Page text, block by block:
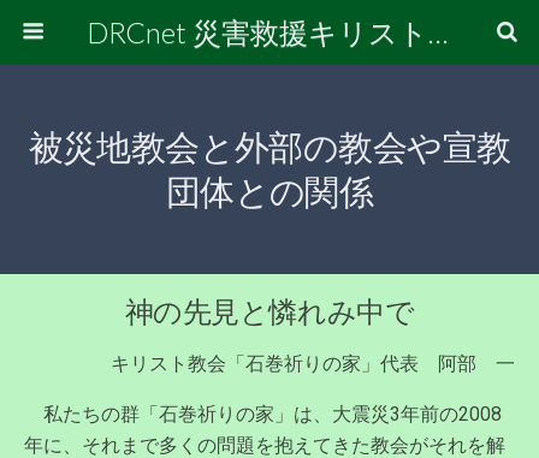
DRCnet 災害救援キリスト者連絡会
被災地教会と外部の教会や宣教
団体との関係
神の先見と憐れみ中で
キリスト教会「石巻祈りの家」代表 阿部 一
私たちの群「石巻祈りの家」は、大震災3年前の2008
年に、それまで多くの問題を抱えてきた教会がそれを解